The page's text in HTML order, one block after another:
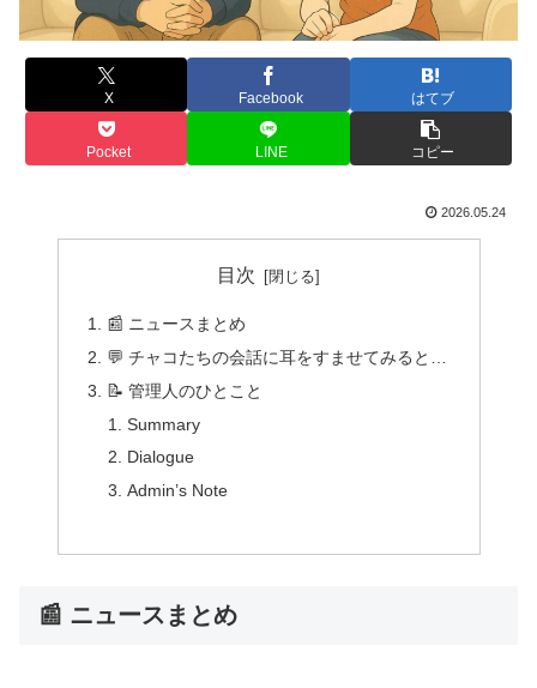
X Facebook はてブ
Pocket LINE コピー
2026.05.24
目次
📰 ニュースまとめ
💬 チャコたちの会話に耳をすませてみると…
📝 管理人のひとこと
Summary
Dialogue
Admin’s Note
📰 ニュースまとめ